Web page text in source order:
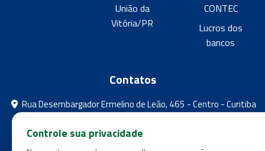
União da
Vitória/PR
CONTEC
Lucros dos
bancos
Contatos
Rua Desembargador Ermelino de Leão, 465 - Centro - Curitiba
- Paraná
feebpr@gmail.com
Controle sua privacidade